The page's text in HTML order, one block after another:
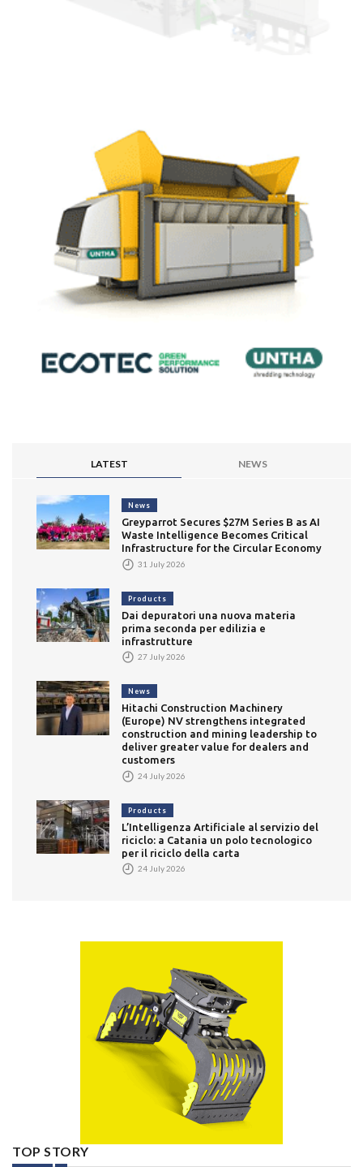
LATEST NEWS
News
Greyparrot Secures $27M Series B as AI
Waste Intelligence Becomes Critical
Infrastructure for the Circular Economy
31 July 2026
Products
Dai depuratori una nuova materia
prima seconda per edilizia e
infrastrutture
27 July 2026
News
Hitachi Construction Machinery
(Europe) NV strengthens integrated
construction and mining leadership to
deliver greater value for dealers and
customers
24 July 2026
Products
L’Intelligenza Artificiale al servizio del
riciclo: a Catania un polo tecnologico
per il riciclo della carta
24 July 2026
TOP STORY